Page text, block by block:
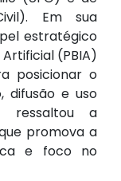
Em sua
estratégico
(PBIA)
posicionar o
difusão e uso
ressaltou a
promova a
e foco no